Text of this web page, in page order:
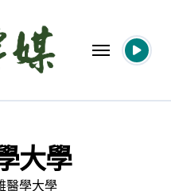
大學
醫學大學